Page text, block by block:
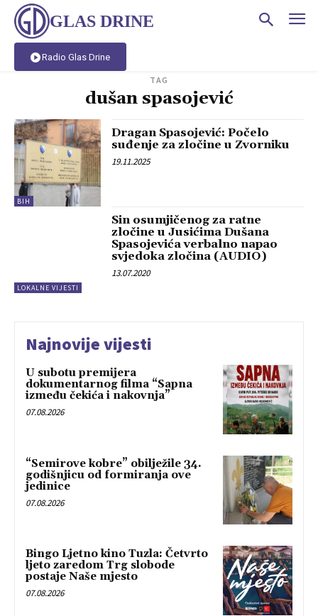
GLAS DRINE
Radio Glas Drine
TAG
dušan spasojević
BIH
Dragan Spasojević: Počelo
suđenje za zločine u Zvorniku
19.11.2025
LOKALNE VIJESTI
Sin osumjičenog za ratne
zločine u Jusićima Dušana
Spasojevića verbalno napao
svjedoka zločina (AUDIO)
13.07.2020
Najnovije vijesti
U subotu premijera
dokumentarnog filma “Sapna
između čekića i nakovnja”
07.08.2026
“Semirove kobre” obilježile 34.
godišnjicu od formiranja ove
jedinice
07.08.2026
Bingo Ljetno kino Tuzla: Četvrto
ljeto zaredom Trg slobode
postaje Naše mjesto
07.08.2026